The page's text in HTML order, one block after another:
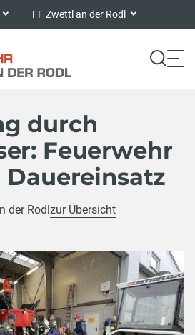
FF Zwettl an der Rodl
durch
Feuerwehr
der Rodlzur Übersicht